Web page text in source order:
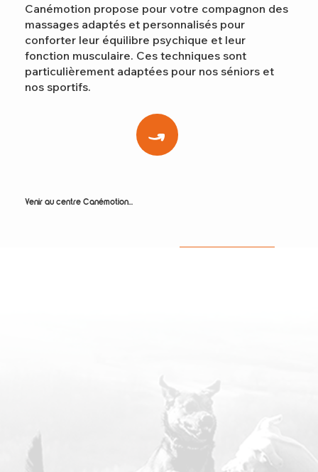
Canémotion propose pour votre compagnon des
massages adaptés et personnalisés pour
conforter leur équilibre psychique et leur
fonction musculaire. Ces techniques sont
particulièrement adaptées pour nos séniors et
nos sportifs.
Venir au centre Canémotion...